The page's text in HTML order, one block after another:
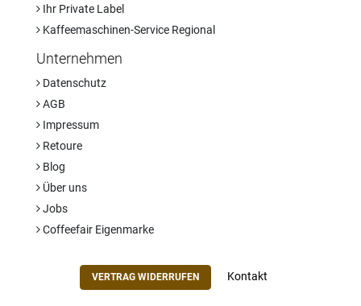
Ihr Private Label
Kaffeemaschinen-Service Regional
Unternehmen
Datenschutz
AGB
Impressum
Retoure
Blog
Über uns
Jobs
Coffeefair Eigenmarke
VERTRAG WIDERRUFEN Kontakt